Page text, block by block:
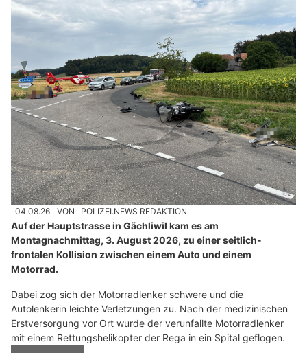
04.08.26 VON POLIZEI.NEWS REDAKTION
Auf der Hauptstrasse in Gächliwil kam es am
Montagnachmittag, 3. August 2026, zu einer seitlich-
frontalen Kollision zwischen einem Auto und einem
Motorrad.
Dabei zog sich der Motorradlenker schwere und die
Autolenkerin leichte Verletzungen zu. Nach der medizinischen
Erstversorgung vor Ort wurde der verunfallte Motorradlenker
mit einem Rettungshelikopter der Rega in ein Spital geflogen.